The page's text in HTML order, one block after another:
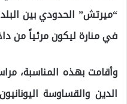
“ميرتش” الحدودي بين
في منارة ليكون مرئياً من
وأقامت بهذه المناسبة،
الدين والقساوسة